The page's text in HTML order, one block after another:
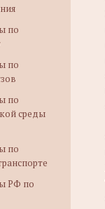
по
по
по
среды
по
РФ по